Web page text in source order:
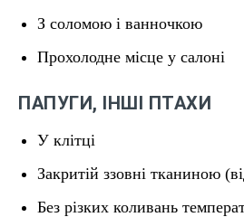
З соломою і ванночкою
Прохолодне місце у салоні
ПАПУГИ, ІНШІ ПТАХИ
У клітці
Закритій ззовні тканиною
Без різких коливань